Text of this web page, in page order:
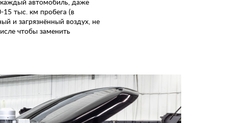
инструменты, запчасти и
для ТО автомобилей Porsche.
от сколов, выполняем
авто плёнкой Polar,
смену цвета, защиту
каждый автомобиль, даже
тыс. км пробега (в
и загрязнённый воздух, не
чтобы заменить